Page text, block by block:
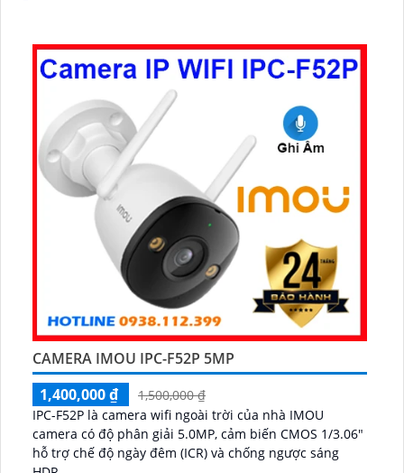
CAMERA IMOU IPC-F52P 5MP
1,400,000 ₫
1,500,000 ₫
IPC-F52P là camera wifi ngoài trời của nhà IMOU
camera có độ phân giải 5.0MP, cảm biến CMOS 1/3.06"
hỗ trợ chế độ ngày đêm (ICR) và chống ngược sáng